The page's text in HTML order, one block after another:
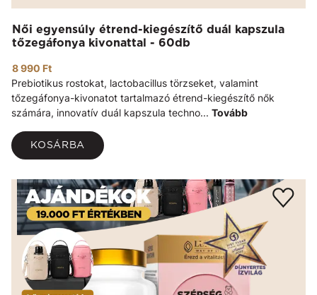
Női egyensúly étrend-kiegészítő duál kapszula
tőzegáfonya kivonattal - 60db
8 990 Ft
Prebiotikus rostokat, lactobacillus törzseket, valamint
tőzegáfonya-kivonatot tartalmazó étrend-kiegészítő nők
számára, innovatív duál kapszula techno... Tovább
KOSÁRBA